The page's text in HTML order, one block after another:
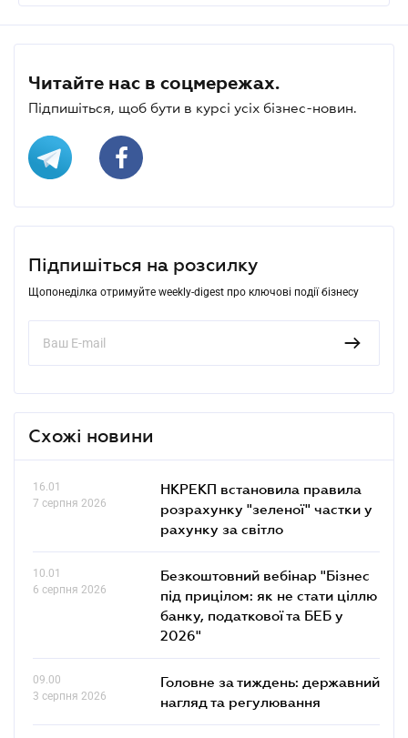
Читайте нас в соцмережах.
Підпишіться, щоб бути в курсі усіх бізнес-новин.
Підпишіться на розсилку
Щопонеділка отримуйте weekly-digest про ключові події бізнесу
Схожі новини
16.01
7 серпня 2026
НКРЕКП встановила правила
розрахунку "зеленої" частки у
рахунку за світло
10.01
6 серпня 2026
Безкоштовний вебінар "Бізнес
під прицілом: як не стати ціллю
банку, податкової та БЕБ у
2026"
09.00
3 серпня 2026
Головне за тиждень: державний
нагляд та регулювання